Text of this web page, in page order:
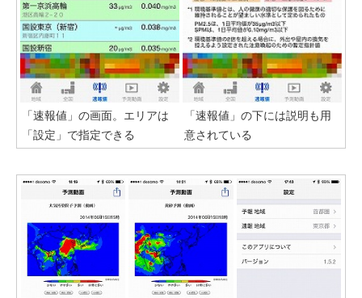
「速報値」の画面。エリアは
「設定」で指定できる
「速報値」の下には説明も用
意されている